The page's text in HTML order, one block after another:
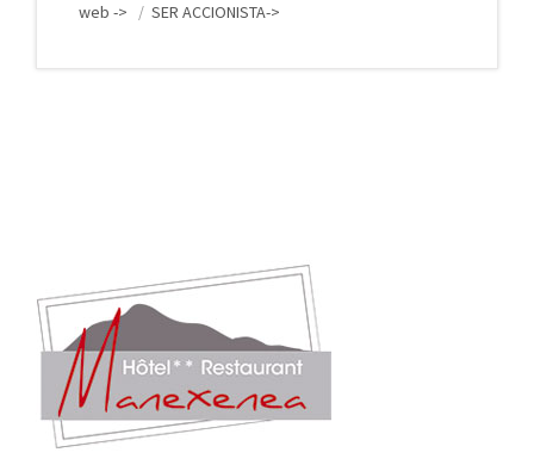
web -> / SER ACCIONISTA->